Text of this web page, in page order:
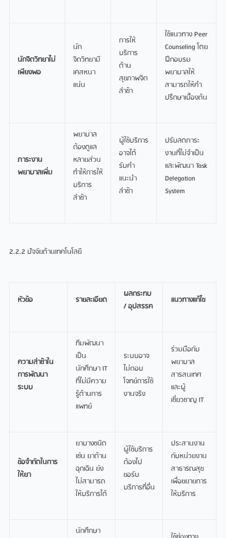
นักจิตวิทยาไม่
เพียงพอ
นัก
จิตวิทยามี
เคสหนา
แน่น
การให้
บริการ
ด้าน
สุขภาพจิต
ล่าช้า
ใช้แนวทาง Peer
Counseling โดย
ฝึกอบรม
พยาบาลให้
สามารถให้คำ
ปรึกษาเบื้องต้น
ภาระงาน
พยาบาลเพิ่ม
พยาบาล
ต้องดูแล
หลายส่วน
ทำให้การให้
บริการ
ล่าช้า
ผู้ใช้บริการ
อาจได้
รับคำ
แนะนำ
ล่าช้า
ปรับลดภาระ
งานที่ไม่จำเป็น
และพัฒนา Task
Delegation
System
2.2.2 ปัจจัยด้านเทคโนโลยี
หัวข้อ รายละเอียด
ผลกระทบ
/ อุปสรรค
แนวทางแก้ไข
ความล่าช้าใน
การพัฒนา
ระบบ
ทีมพัฒนา
เป็น
นักศึกษา IT
ที่ไม่มีความ
รู้ด้านการ
แพทย์
ระบบอาจ
ไม่ตอบ
โจทย์การใช้
งานจริง
ร่วมมือกับ
พยาบาล
สารสนเทศ
และผู้
เชี่ยวชาญ IT
ข้อจำกัดในการ
ให้ยา
ยาบางชนิด
เช่น ยาต้าน
ฉุกเฉิน ยัง
ไม่สามารถ
ให้บริการได้
ผู้ใช้บริการ
ต้องไป
ขอรับ
บริการที่อื่น
ประสานงาน
กับหน่วยงาน
สาธารณสุข
เพื่อขยายการ
ให้บริการ
นักศึกษา